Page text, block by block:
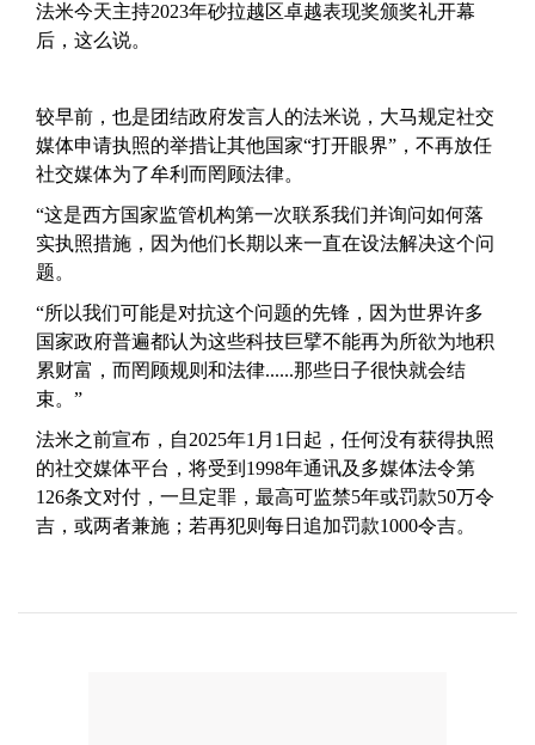
法米今天主持2023年砂拉越区卓越表现奖颁奖礼开幕
后，这么说。
较早前，也是团结政府发言人的法米说，大马规定社交
媒体申请执照的举措让其他国家“打开眼界”，不再放任
社交媒体为了牟利而罔顾法律。
“这是西方国家监管机构第一次联系我们并询问如何落
实执照措施，因为他们长期以来一直在设法解决这个问
题。
“所以我们可能是对抗这个问题的先锋，因为世界许多
国家政府普遍都认为这些科技巨擘不能再为所欲为地积
累财富，而罔顾规则和法律......那些日子很快就会结
束。”
法米之前宣布，自2025年1月1日起，任何没有获得执照
的社交媒体平台，将受到1998年通讯及多媒体法令第
126条文对付，一旦定罪，最高可监禁5年或罚款50万令
吉，或两者兼施；若再犯则每日追加罚款1000令吉。